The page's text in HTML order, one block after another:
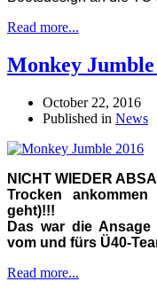
Read more...
Monkey Jumble
October 22, 2016
Published in News
NICHT WIEDER
Trocken
geht)!!!
Das war die Ansage
vom und fürs Ü40-
Read more...